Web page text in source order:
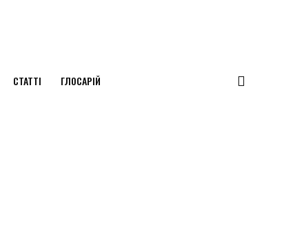
СТАТТІ ГЛОСАРІЙ